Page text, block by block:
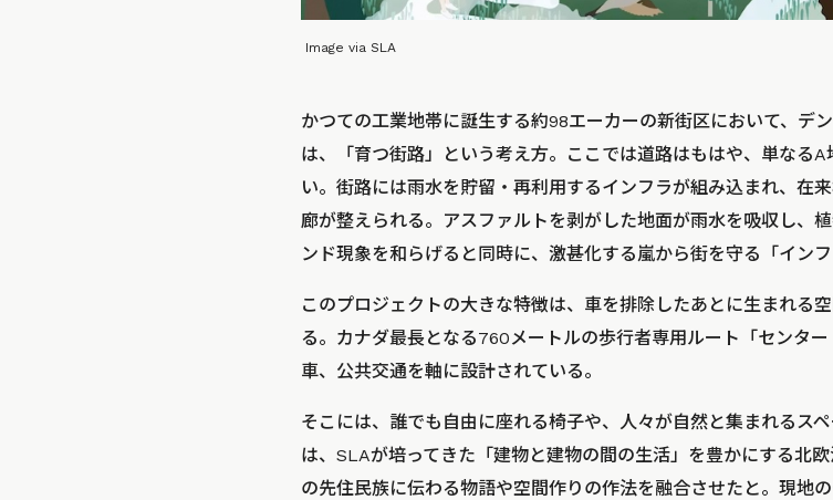
Image via SLA
かつての工業地帯に誕生する約98エーカーの新街区において、デ
は、「育つ街路」という考え方。ここでは道路はもはや、単なる
い。街路には雨水を貯留・再利用するインフラが組み込まれ、在
廊が整えられる。アスファルトを剥がした地面が雨水を吸収し、
ンド現象を和らげると同時に、激甚化する嵐から街を守る「イン
このプロジェクトの大きな特徴は、車を排除したあとに生まれる
る。カナダ最長となる760メートルの歩行者専用ルート「センタ
車、公共交通を軸に設計されている。
そこには、誰でも自由に座れる椅子や、人々が自然と集まれるス
は、SLAが培ってきた「建物と建物の間の生活」を豊かにする北
の先住民族に伝わる物語や空間作りの作法を融合させたと。現地